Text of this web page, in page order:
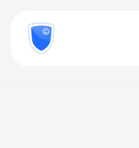
800
777-
81-Проверить